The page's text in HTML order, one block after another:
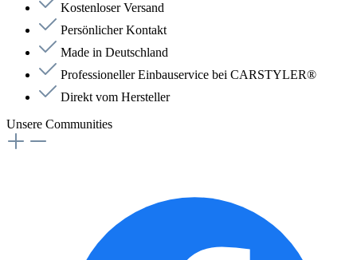
Kostenloser Versand
Persönlicher Kontakt
Made in Deutschland
Professioneller Einbauservice bei CARSTYLER®
Direkt vom Hersteller
Unsere Communities